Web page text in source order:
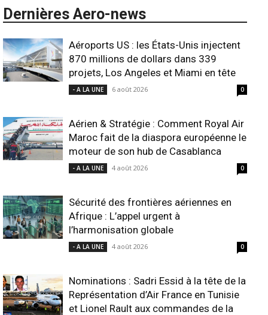
Dernières Aero-news
Aéroports US : les États-Unis injectent
870 millions de dollars dans 339
projets, Los Angeles et Miami en tête
- A LA UNE 6 août 2026 0
Aérien & Stratégie : Comment Royal Air
Maroc fait de la diaspora européenne le
moteur de son hub de Casablanca
- A LA UNE 4 août 2026 0
Sécurité des frontières aériennes en
Afrique : L’appel urgent à
l’harmonisation globale
- A LA UNE 4 août 2026 0
Nominations : Sadri Essid à la tête de la
Représentation d’Air France en Tunisie
et Lionel Rault aux commandes de la